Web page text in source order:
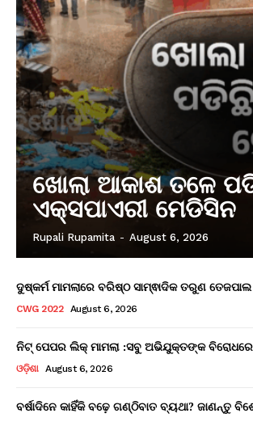
ଖୋଲା ଆକାଶ ତଳେ
ଏକ୍ସପାଏରୀ ମେଡିସିନ
Rupali Rupamita - August 6, 2026
ଦୁଷ୍କର୍ମ ମାମଲାରେ ବରିଷ୍ଠ ସାମ୍ଵାଦିକ ତରୁଣ
CWG 2022 August 6, 2026
ନିଟ୍ ପେପର ଲିକ୍ ମାମଲା :ସବୁ ଅଭିଯୁକ୍ତଙ୍କ ବିରୋଧରେ
ଓଡ଼ିଶା August 6, 2026
ବର୍ଷାଦିନେ କାହିଁକି ବଢ଼େ ଗଣ୍ଠିବାତ ବ୍ୟଥା? ଜାଣନ୍ତୁ